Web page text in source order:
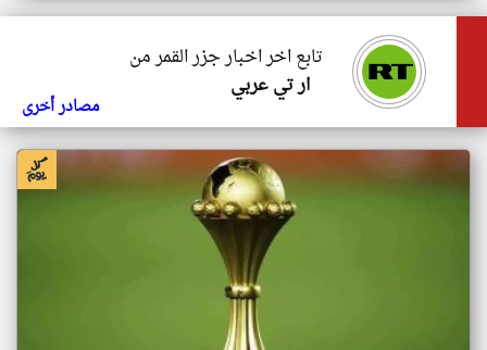
تابع اخر اخبار جزر القمر من
ار تي عربي
مصادر أخرى